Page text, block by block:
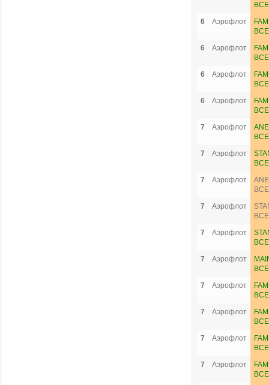
6
Аэрофлот
6
Аэрофлот
6
Аэрофлот
6
Аэрофлот
7
Аэрофлот
7
Аэрофлот
7
Аэрофлот
7
Аэрофлот
7
Аэрофлот
7
Аэрофлот
7
Аэрофлот
7
Аэрофлот
7
Аэрофлот
7
Аэрофлот